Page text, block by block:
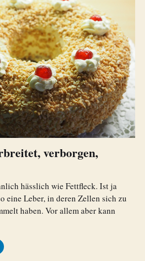
verborgen,
hässlich wie Fettfleck. Ist ja
eine Leber, in deren Zellen sich zu
haben. Vor allem aber kann